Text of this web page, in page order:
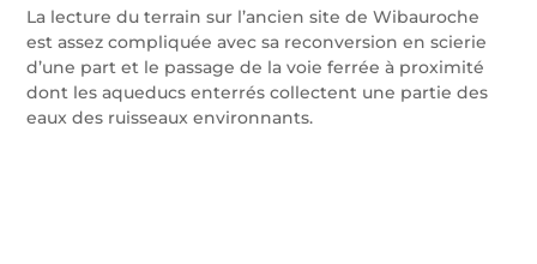
La lecture du terrain sur l’ancien site de Wibauroche
est assez compliquée avec sa reconversion en scierie
d’une part et le passage de la voie ferrée à proximité
dont les aqueducs enterrés collectent une partie des
eaux des ruisseaux environnants.